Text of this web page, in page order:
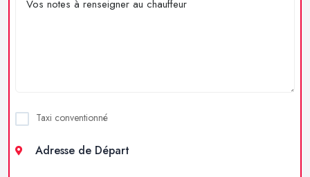
Taxi conventionné
Adresse de Départ